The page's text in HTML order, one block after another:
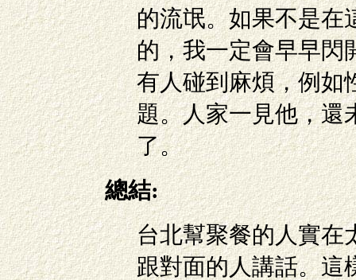
的流氓。如果不是在
的，我一定會早早閃
有人碰到麻煩，例如
題。人家一見他，還
了。
總結:
台北幫聚餐的人實在
跟對面的人講話。這